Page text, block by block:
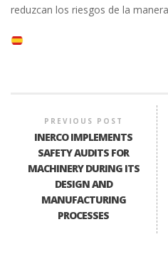
reduzcan los riesgos de la
PREVIOUS POST
INERCO IMPLEMENTS
SAFETY AUDITS FOR
MACHINERY DURING ITS
DESIGN AND
MANUFACTURING
PROCESSES